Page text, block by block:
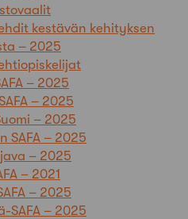
kestävän kehityksen
– 2025
– 2025
– 2025
– 2025
SAFA – 2025
– 2025
– 2021
– 2025
SAFA – 2025